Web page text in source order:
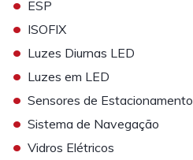
ESP
• ISOFIX
• Luzes Diurnas LED
• Luzes em LED
• Sensores de Estacionamento
• Sistema de Navegação
• Vidros Elétricos